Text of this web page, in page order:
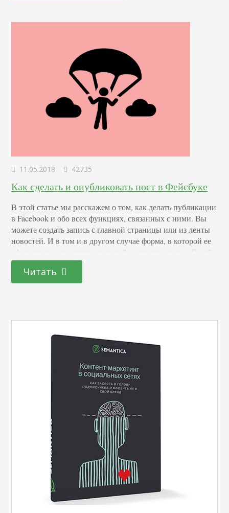
11.05.2018 42735
Как сделать и опубликовать пост в Фейсбуке
В этой статье мы расскажем о том, как делать публикации
в Facebook и обо всех функциях, связанных с ними. Вы
можете создать запись с главной страницы или из ленты
новостей. И в том и в другом случае форма, в которой ее
оформляют, находится в верхней части странички. В ней
написано «Что у вас нового?». Она выглядит вот так. Вам
доступны…
Читать